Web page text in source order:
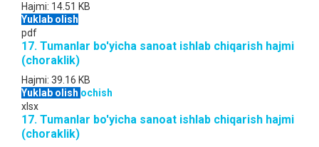
Hajmi: 14.51 KB
Yuklab olish
pdf
17. Tumanlar bo'yicha sanoat ishlab chiqarish hajmi
(choraklik)
Hajmi: 39.16 KB
Yuklab olish ochish
xlsx
17. Tumanlar bo'yicha sanoat ishlab chiqarish hajmi
(choraklik)